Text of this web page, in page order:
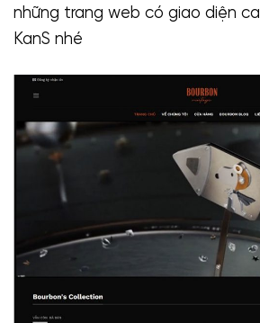
những trang web có giao diện
KanS nhé